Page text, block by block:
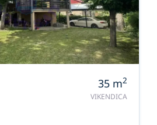
35 m2
VIKENDICA